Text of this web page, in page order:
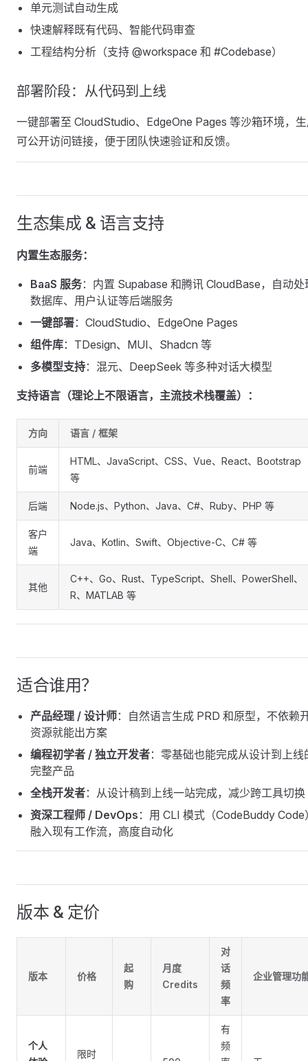
单元测试自动生成
快速解释既有代码、智能代码审查
工程结构分析（支持 @workspace 和 #Codebase）
部署阶段：从代码到上线
一键部署至 CloudStudio、EdgeOne Pages 等沙箱环境，
可公开访问链接，便于团队快速验证和反馈。
生态集成 & 语言支持
内置生态服务：
BaaS 服务：内置 Supabase 和腾讯 CloudBase，自动处
数据库、用户认证等后端服务
一键部署：CloudStudio、EdgeOne Pages
组件库：TDesign、MUI、Shadcn 等
多模型支持：混元、DeepSeek 等多种对话大模型
支持语言（理论上不限语言，主流技术栈覆盖）：
方向 语言 / 框架
前端
HTML、JavaScript、CSS、Vue、React、Bootstrap
等
后端 Node.js、Python、Java、C#、Ruby、PHP 等
客户
端
Java、Kotlin、Swift、Objective-C、C# 等
其他
C++、Go、Rust、TypeScript、Shell、PowerShell、
R、MATLAB 等
适合谁用？
产品经理 / 设计师：自然语言生成 PRD 和原型，不依赖
资源就能出方案
编程初学者 / 独立开发者：零基础也能完成从设计到上线
完整产品
全栈开发者：从设计稿到上线一站完成，减少跨工具切换
资深工程师 / DevOps ：用 CLI 模式（CodeBuddy Code
融入现有工作流，高度自动化
版本 & 定价
版本 价格
起
购
月度
Credits
对
话
频
率
企业管理功
个人
限时
有
频